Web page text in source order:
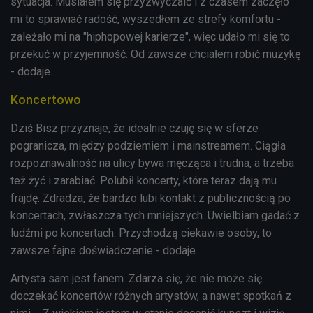
mi to sprawiać radość, wyszedłem ze strefy komfortu -
zależało mi na "hiphopowej karierze", więc udało mi się to
przekuć w przyjemność. Od zawsze chciałem robić muzykę
- dodaje.
Koncertowo
Dziś Bisz przyznaje, że idealnie czuję się w sferze
pogranicza, między podziemiem i mainstreamem. Ciągła
rozpoznawalność na ulicy bywa męcząca i trudna, a trzeba
też żyć i zarabiać. Polubił koncerty, które teraz dają mu
frajdę. Zdradza, że bardzo lubi kontakt z publicznością po
koncertach, zwłaszcza tych mniejszych. Uwielbiam gadać z
ludźmi po koncertach. Przychodzą ciekawie osoby, to
zawsze fajne doświadczenie - dodaje.
Artysta sam jest fanem. Zdarza się, że nie może się
doczekać koncertów różnych artystów, a nawet spotkań z